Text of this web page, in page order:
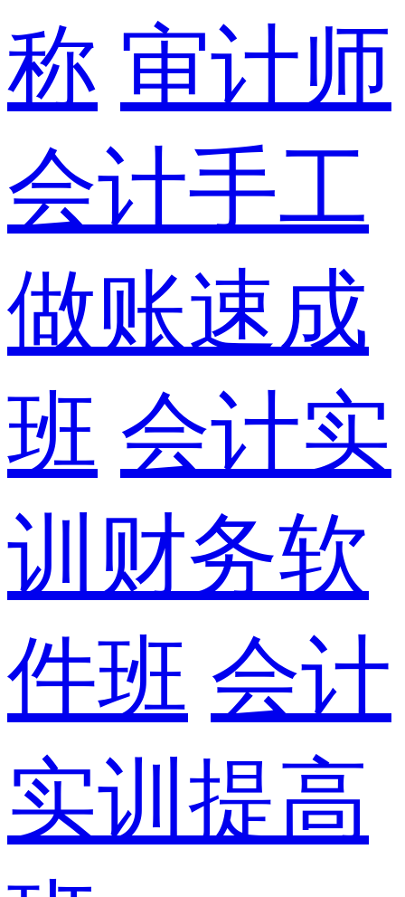
称 审计师
会计手工
做账速成
班 会计实
训财务软
件班 会计
实训提高